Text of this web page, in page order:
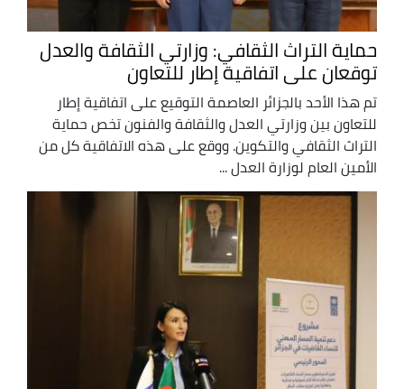
حماية التراث الثقافي: وزارتي الثقافة والعدل
توقعان على اتفاقية إطار للتعاون
تم هذا الأحد بالجزائر العاصمة التوقيع على اتفاقية إطار
للتعاون بين وزارتي العدل والثقافة والفنون تخص حماية
التراث الثقافي والتكوين. ووقع على هذه الاتفاقية كل من
الأمين العام لوزارة العدل ...